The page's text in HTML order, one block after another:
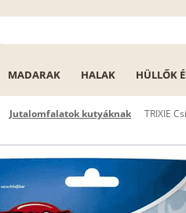
MADARAK HALAK HÜLLŐK
Jutalomfalatok kutyáknak TRIXIE